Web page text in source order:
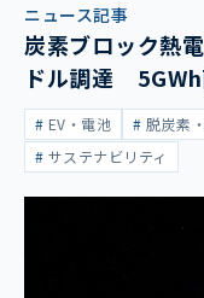
ニュース記事
炭素ブロック熱
ドル調達 5GWh
大EV・電池
脱炭素
サステナビリティ